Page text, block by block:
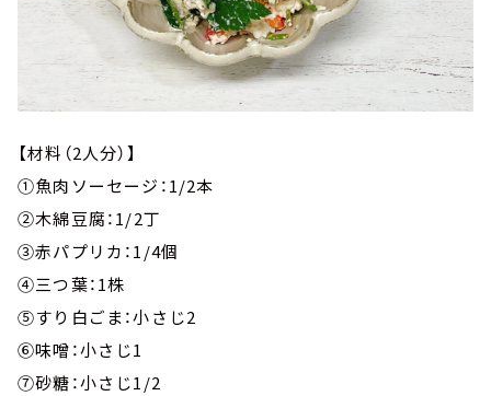
【材料（2人分）】
①魚肉ソーセージ：1/2本
②木綿豆腐：1/2丁
③赤パプリカ：1/4個
④三つ葉：1株
⑤すり白ごま：小さじ2
⑥味噌：小さじ1
⑦砂糖：小さじ1/2